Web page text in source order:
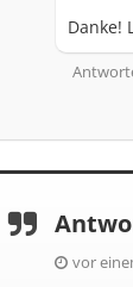
Danke!
vor